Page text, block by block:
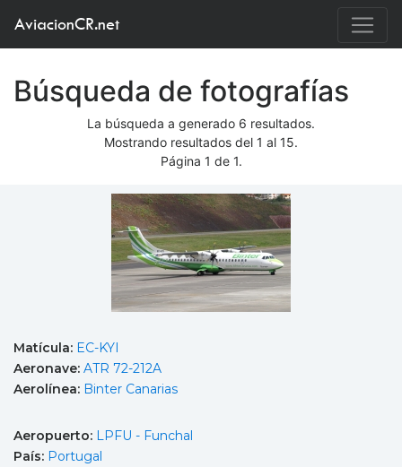
AviacionCR.net
Búsqueda de fotografías
La búsqueda a generado 6 resultados.
Mostrando resultados del 1 al 15.
Página 1 de 1.
Matícula: EC-KYI
Aeronave: ATR 72-212A
Aerolínea: Binter Canarias
Aeropuerto: LPFU - Funchal
País: Portugal